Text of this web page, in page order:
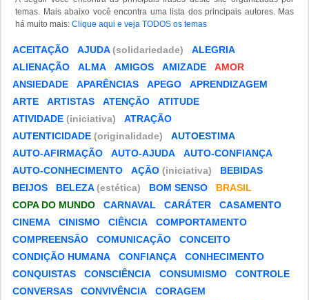
temas. Mais abaixo você encontra uma lista dos principais autores. Mas
há muito mais: Clique aqui e veja TODOS os temas
ACEITAÇÃO AJUDA(solidariedade)
ALEGRIA
ALIENAÇÃO
ALMA AMIGOS AMIZADE
AMOR
ANSIEDADE
APARÊNCIAS APEGO
APRENDIZAGEM
ARTE
ARTISTAS ATENÇÃO
ATITUDE
ATIVIDADE (iniciativa)
ATRAÇÃO
AUTENTICIDADE (originalidade)
AUTOESTIMA
AUTO-AFIRMAÇÃO
AUTO-AJUDA
AUTO-CONFIANÇA
AUTO-CONHECIMENTO
AÇÃO (iniciativa)
BEBIDAS
BEIJOS
BELEZA(estética) BOM SENSO
BRASIL
COPA DO MUNDO
CARNAVAL CARÁTER
CASAMENTO
CINEMA
CINISMO CIÊNCIA
COMPORTAMENTO
COMPREENSÃO
COMUNICAÇÃO
CONCEITO
CONDIÇÃO HUMANA
CONFIANÇA
CONHECIMENTO
CONQUISTAS
CONSCIÊNCIA CONSUMISMO
CONTROLE
CONVERSAS
CONVIVÊNCIA
CORAGEM